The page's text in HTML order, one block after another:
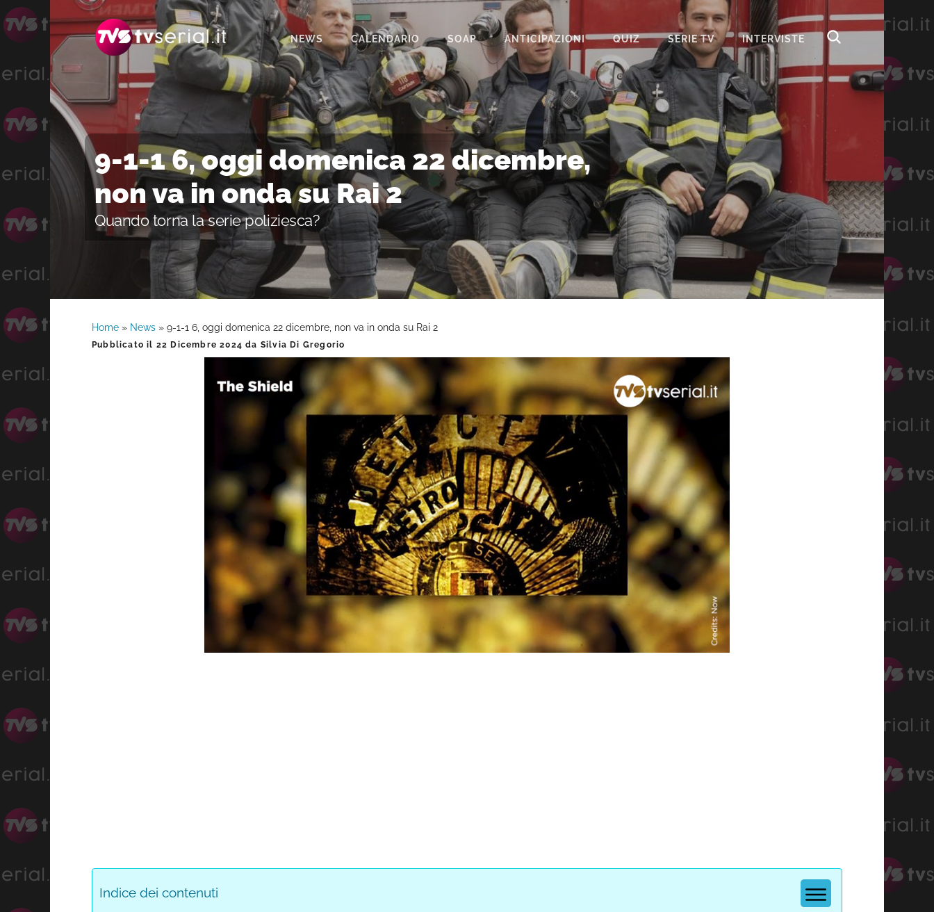
Passa
alla
navigazione
primaria
Passa
al
contenuto
principale
Passa
alla
barra
laterale
primaria
NEWS CALENDARIO SOAP
BEAUTIFUL
IL PARADISO DELLE SIGNORE
LA PROMESSA
SEGRETI DI FAMIGLIA
TEMPESTA D’AMORE
UN POSTO AL SOLE
ANTICIPAZIONI QUIZ SERIE TV INTERVISTE
9-1-1 6, oggi domenica 22 dicembre,
non va in onda su Rai 2
Quando torna la serie poliziesca?
Home » News » 9-1-1 6, oggi domenica 22 dicembre, non va in onda su Rai 2
Pubblicato il 22 Dicembre 2024 da Silvia Di Gregorio
0%
Progress
0%
Indice dei contenuti
Barra